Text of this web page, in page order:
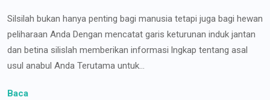
Silsilah bukan hanya penting bagi manusia tetapi juga bagi hewan
peliharaan Anda Dengan mencatat garis keturunan induk jantan
dan betina silislah memberikan informasi lngkap tentang asal
usul anabul Anda Terutama untuk...
Baca